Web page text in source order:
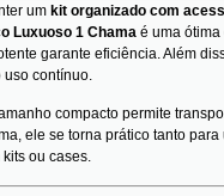
um kit organizado com
Luxuoso 1 Chama é uma
garante eficiência. Além
uso contínuo.
compacto permite
ele se torna prático tanto
ou cases.